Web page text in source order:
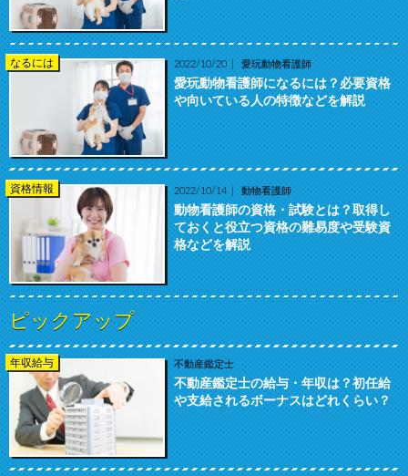
なるには 2022/10/20 愛玩動物看護師
愛玩動物看護師になるには？必要資格
や向いている人の特徴などを解説
資格情報 2022/10/14 動物看護師
動物看護師の資格・試験とは？取得し
ておくと役立つ資格の難易度や受験資
格などを解説
ピックアップ
年収給与 不動産鑑定士
不動産鑑定士の給与・年収は？初任給
や支給されるボーナスはどれくらい？